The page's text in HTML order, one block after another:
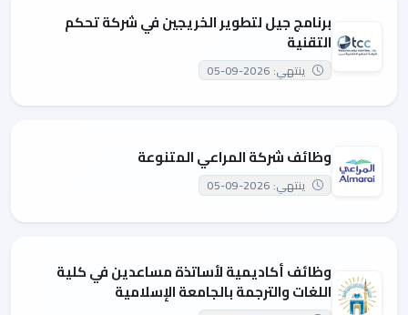
برنامج جيل لتطوير الخريجين في شركة تحكم
التقنية
ينتهي: 2026-09-05
وظائف شركة المراعي المتنوعة
ينتهي: 2026-09-05
وظائف أكاديمية لأساتذة مساعدين في كلية
اللغات والترجمة بالجامعة الإسلامية